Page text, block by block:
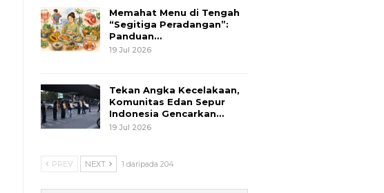
Memahat Menu di Tengah
“Segitiga Peradangan”:
Panduan…
19 Jul 2026
Tekan Angka Kecelakaan,
Komunitas Edan Sepur
Indonesia Gencarkan…
19 Jul 2026
PREV NEXT 1 daripada 204